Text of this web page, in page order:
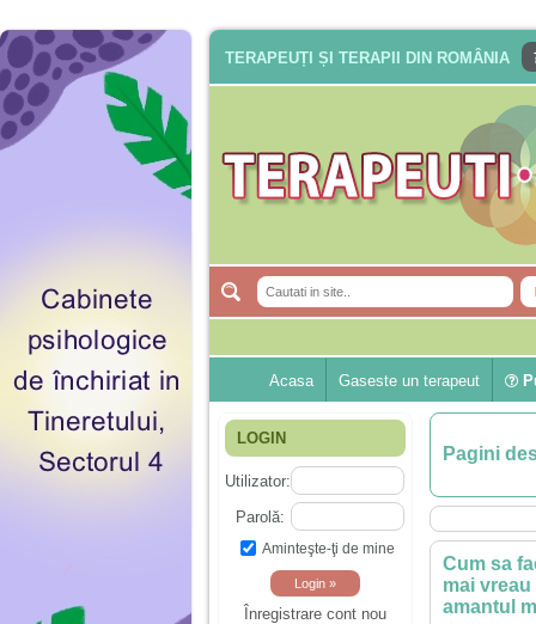
TERAPEUȚI ȘI TERAPII DIN ROMÂNIA
Acasa Gaseste un terapeut
LOGIN
Utilizator:
Parolă:
Aminteşte-ţi de mine
Înregistrare cont nou
Pagini
Cum sa
mai
amantul